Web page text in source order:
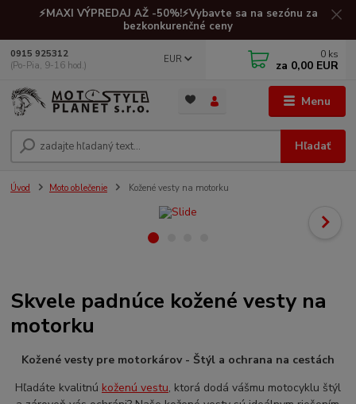
⚡MAXI VÝPREDAJ AŽ -50%!⚡Vybavte sa na sezónu za
bezkonkurenčné ceny
Menu
EUR
Hľadať
0915 925312
(Po-Pia, 9-16 hod.)
0 ks
za 0,00 EUR
Úvod Moto oblečenie Kožené vesty na motorku
Skvele padnúce kožené vesty na
motorku
Kožené vesty pre motorkárov - Štýl a ochrana na cestách
Hľadáte kvalitnú koženú vestu, ktorá dodá vášmu motocyklu štýl